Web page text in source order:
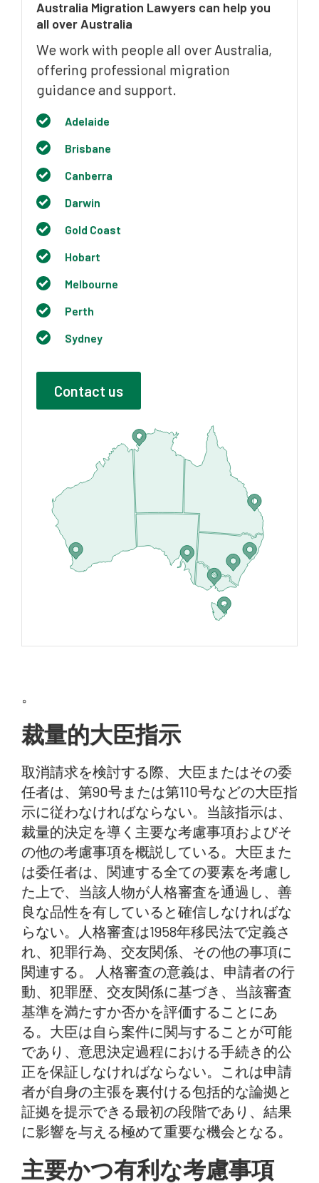
Australia Migration Lawyers can help you
all over Australia
We work with people all over Australia,
offering professional migration
guidance and support.
Adelaide
Brisbane
Canberra
Darwin
Gold Coast
Hobart
Melbourne
Perth
Sydney
Contact us
裁量的大臣指示
取消請求を検討する際、大臣またはその委
任者は、第90号または第110号などの大臣指
示に従わなければならない。当該指示は、
裁量的決定を導く主要な考慮事項およびそ
の他の考慮事項を概説している。大臣また
は委任者は、関連する全ての要素を考慮し
た上で、当該人物が人格審査を通過し、善
良な品性を有していると確信しなければな
らない。人格審査は1958年移民法で定義さ
れ、犯罪行為、交友関係、その他の事項に
関連する。 人格審査の意義は、申請者の行
動、犯罪歴、交友関係に基づき、当該審査
基準を満たすか否かを評価することにあ
る。大臣は自ら案件に関与することが可能
であり、意思決定過程における手続き的公
正を保証しなければならない。これは申請
者が自身の主張を裏付ける包括的な論拠と
証拠を提示できる最初の段階であり、結果
に影響を与える極めて重要な機会となる。
主要かつ有利な考慮事項